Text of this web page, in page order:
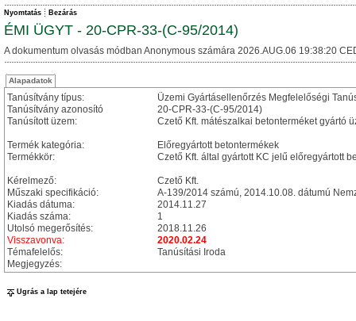
Nyomtatás Bezárás
ÉMI ÜGYT - 20-CPR-33-(C-95/2014)
A dokumentum olvasás módban Anonymous számára 2026.AUG.06 19:38:20
Alapadatok
Tanúsítvány típus:
Üzemi Gyártásellenőrzés Megfelelőségi
Tanúsítvány azonosító
20-CPR-33-(C-95/2014)
Tanúsított üzem:
Czető Kft. mátészalkai betonterméket gyártó
Termék kategória:
Előregyártott betontermékek
Termékkör:
Czető Kft. által gyártott KC jelű előregyártott
Kérelmező:
Czető Kft.
Műszaki specifikáció:
A-139/2014 számú, 2014.10.08. dátumú
Kiadás dátuma:
2014.11.27
Kiadás száma:
1
Utolsó megerősítés:
2018.11.26
Visszavonva:
2020.02.24
Témafelelős:
Tanúsítási Iroda
Megjegyzés:
Ugrás a lap tetejére